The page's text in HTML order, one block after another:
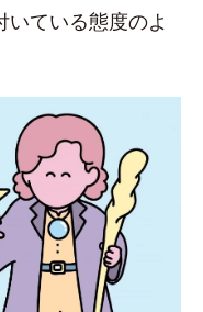
ている態度のよ